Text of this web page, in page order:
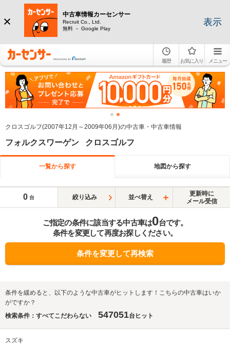
中古車情報カーセンサー
Recruit Co., Ltd.
無料 － Google Play
表示
履歴 お気に入り メニュー
クロスゴルフ(2007年12月～2009年06月)の中古車・中古車情報
フォルクスワーゲン クロスゴルフ
一覧から探す 地図から探す
0 台 絞り込み 並べ替え
更新時に
メール受信
ご指定の条件に該当する中古車は0台です。
条件を変更して再度お探しください。
条件を変更して再検索
条件を緩めると、以下のような中古車がヒットします！こちらの中古車はいか
がですか？
検索条件：すべてこだわらない
547051台ヒット
スズキ